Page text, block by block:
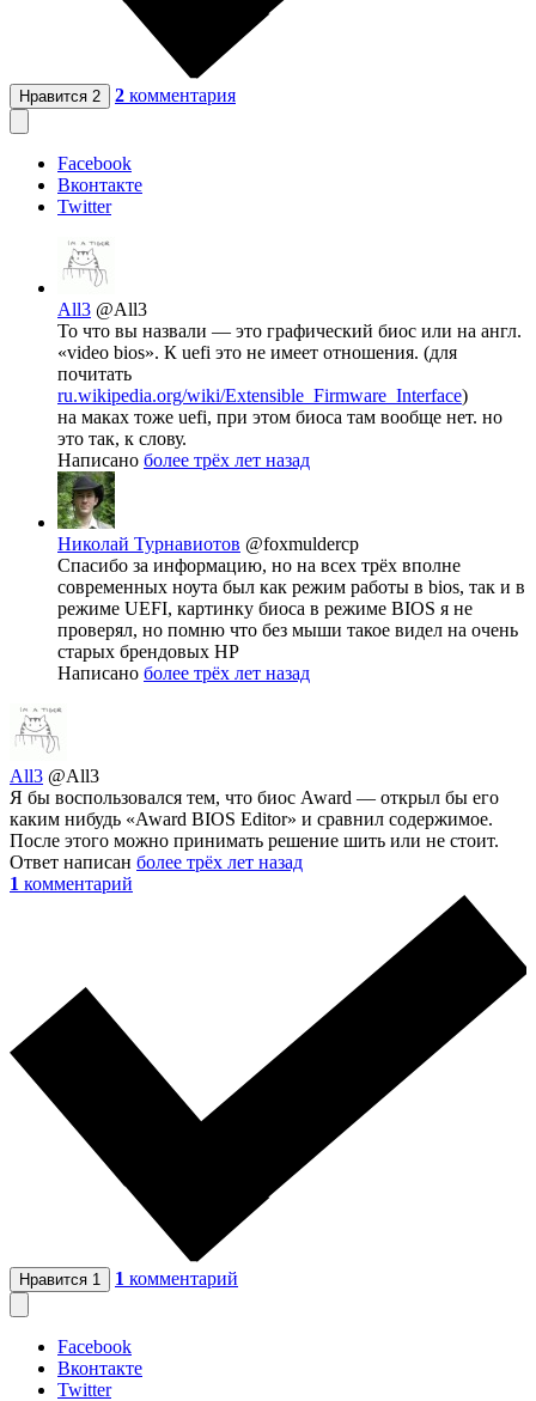
Нравится 2 2 комментария
Facebook
Вконтакте
Twitter
All3 @All3
То что вы назвали — это графический биос или на англ.
«video bios». К uefi это не имеет отношения. (для
почитать
ru.wikipedia.org/wiki/Extensible_Firmware_Interface)
на маках тоже uefi, при этом биоса там вообще нет. но
это так, к слову.
Написано более трёх лет назад
Николай Турнавиотов @foxmuldercp
Спасибо за информацию, но на всех трёх вполне
современных ноута был как режим работы в bios, так и в
режиме UEFI, картинку биоса в режиме BIOS я не
проверял, но помню что без мыши такое видел на очень
старых брендовых HP
Написано более трёх лет назад
All3 @All3
Я бы воспользовался тем, что биос Award — открыл бы его
каким нибудь «Award BIOS Editor» и сравнил содержимое.
После этого можно принимать решение шить или не стоит.
Ответ написан более трёх лет назад
1 комментарий
Нравится 1 1 комментарий
Facebook
Вконтакте
Twitter